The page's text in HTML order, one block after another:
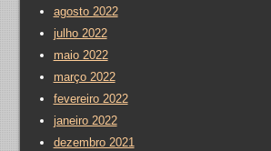
agosto 2022
julho 2022
maio 2022
março 2022
fevereiro 2022
janeiro 2022
dezembro 2021